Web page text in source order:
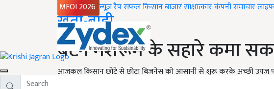
MFOI 2026 न्यूज़ रैपसफल किसानबाजारसाक्षात्कारकंपनी समाचार
Home
खेती-बाड़ी
बटन मशरूम के सहारे कमा
आजकल किसान छोटे से छोटा बिजनेस को आसानी से शुरू करके अच्छी उपज